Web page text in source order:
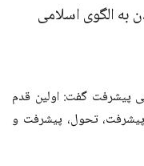
به الگوی اسلامی
پیشرفت گفت: اولین قدم
پیشرفت، تحول، پیشرفت و